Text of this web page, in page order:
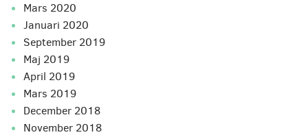
mars 2020
januari 2020
september 2019
maj 2019
april 2019
mars 2019
december 2018
november 2018